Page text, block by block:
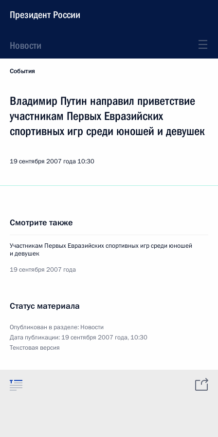
Президент России
Новости
События
Владимир Путин направил приветствие
участникам Первых Евразийских
спортивных игр среди юношей и девушек
19 сентября 2007 года 10:30
Смотрите также
Участникам Первых Евразийских спортивных игр среди юношей
и девушек
19 сентября 2007 года
Статус материала
Опубликован в разделе: Новости
Дата публикации: 19 сентября 2007 года, 10:30
Текстовая версия